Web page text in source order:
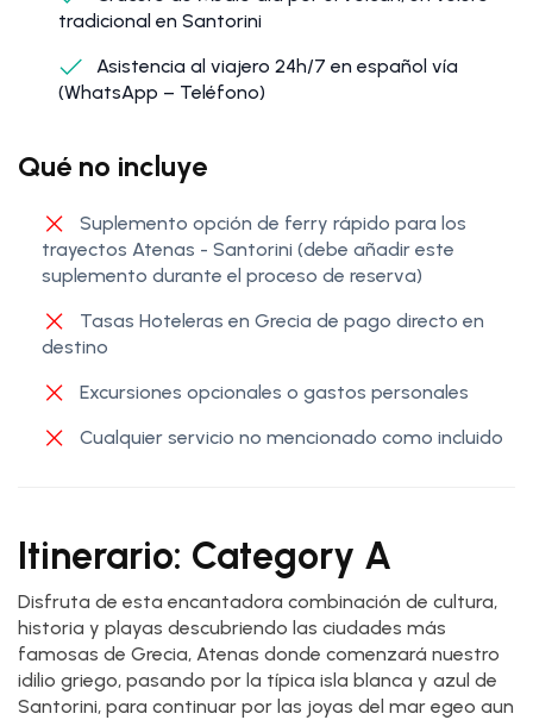
tradicional en Santorini
Asistencia al viajero 24h/7 en español vía
(WhatsApp – Teléfono)
Qué no incluye
Suplemento opción de ferry rápido para los
trayectos Atenas - Santorini (debe añadir este
suplemento durante el proceso de reserva)
Tasas Hoteleras en Grecia de pago directo en
destino
Excursiones opcionales o gastos personales
Cualquier servicio no mencionado como incluido
Itinerario: Category A
Disfruta de esta encantadora combinación de cultura,
historia y playas descubriendo las ciudades más
famosas de Grecia, Atenas donde comenzará nuestro
idilio griego, pasando por la típica isla blanca y azul de
Santorini, para continuar por las joyas del mar egeo aun